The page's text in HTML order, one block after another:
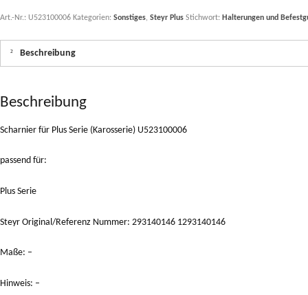
Art.-Nr.: U523100006 Kategorien: Sonstiges, Steyr Plus Stichwort: Halterungen und
Beschreibung
Beschreibung
Scharnier für Plus Serie (Karosserie) U523100006
passend für:
Plus Serie
Steyr Original/Referenz Nummer: 293140146 1293140146
Maße: –
Hinweis: –